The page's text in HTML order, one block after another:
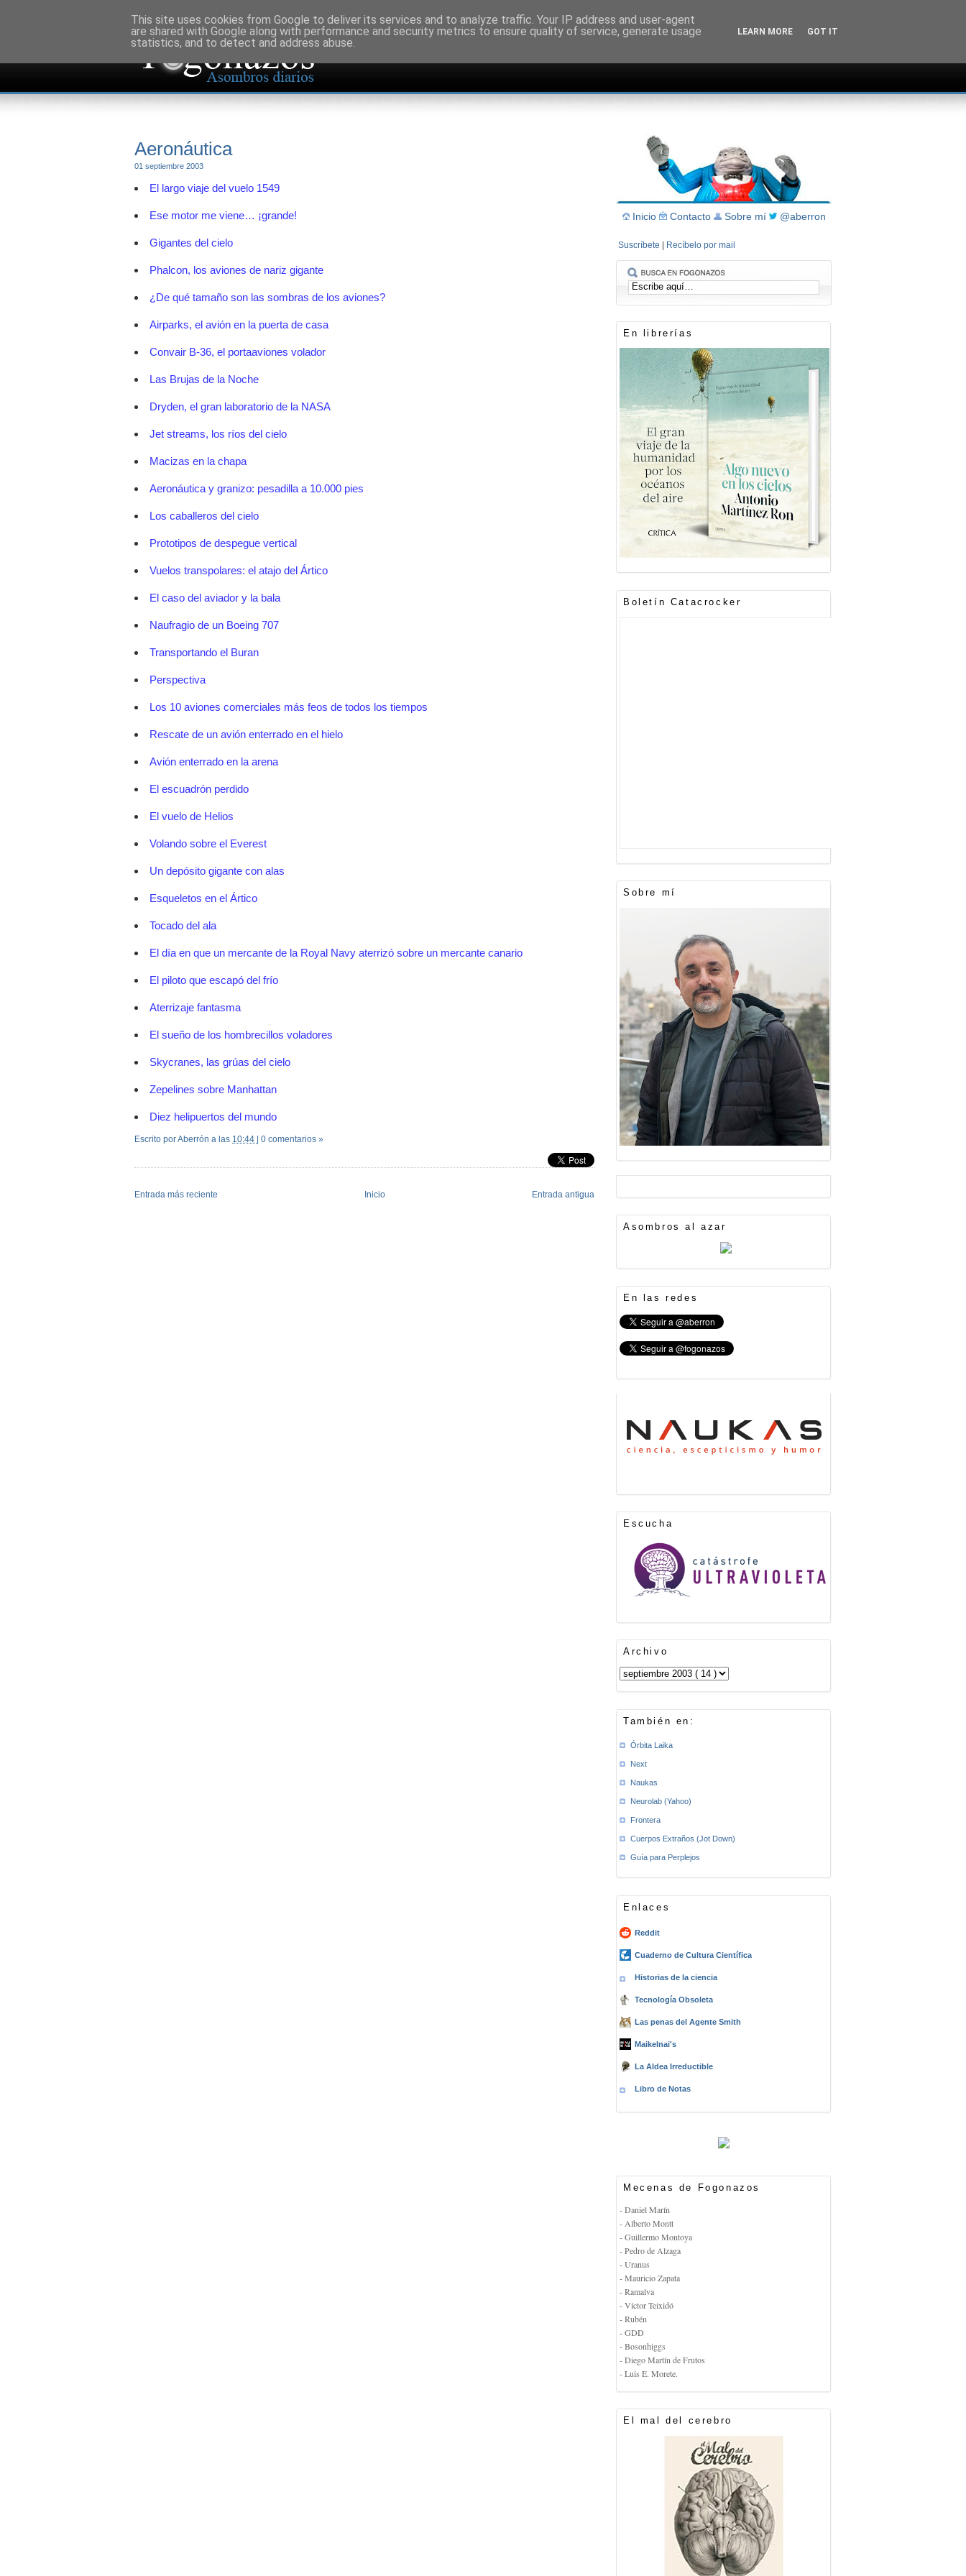
Aeronáutica
01 septiembre 2003
El largo viaje del vuelo 1549
Ese motor me viene… ¡grande!
Gigantes del cielo
Phalcon, los aviones de nariz gigante
¿De qué tamaño son las sombras de los aviones?
Airparks, el avión en la puerta de casa
Convair B-36, el portaaviones volador
Las Brujas de la Noche
Dryden, el gran laboratorio de la NASA
Jet streams, los ríos del cielo
Macizas en la chapa
Aeronáutica y granizo: pesadilla a 10.000 pies
Los caballeros del cielo
Prototipos de despegue vertical
Vuelos transpolares: el atajo del Ártico
El caso del aviador y la bala
Naufragio de un Boeing 707
Transportando el Buran
Perspectiva
Los 10 aviones comerciales más feos de todos los tiempos
Rescate de un avión enterrado en el hielo
Avión enterrado en la arena
El escuadrón perdido
El vuelo de Helios
Volando sobre el Everest
Un depósito gigante con alas
Esqueletos en el Ártico
Tocado del ala
El día en que un mercante de la Royal Navy aterrizó sobre un mercante canario
El piloto que escapó del frío
Aterrizaje fantasma
El sueño de los hombrecillos voladores
Skycranes, las grúas del cielo
Zepelines sobre Manhattan
Diez helipuertos del mundo
Escrito por Aberrón a las 10:44 | 0 comentarios »
Entrada más reciente Entrada antigua
Inicio
Inicio Contacto Sobre mí @aberron
Suscríbete Recíbelo por mail
En librerías
Boletín Catacrocker
Sobre mí
Asombros al azar
En las redes
Escucha
Archivo
También en:
Órbita Laika
Next
Naukas
Neurolab (Yahoo)
Frontera
Cuerpos Extraños (Jot Down)
Guía para Perplejos
Enlaces
Reddit
Cuaderno de Cultura Científica
Historias de la ciencia
Tecnología Obsoleta
Las penas del Agente Smith
Maikelnai's
La Aldea Irreductible
Libro de Notas
Mecenas de Fogonazos
- Daniel Marín
- Alberto Montt
- Guillermo Montoya
- Pedro de Alzaga
- Uranus
- Mauricio Zapata
- Ramalva
- Víctor Teixidó
- Rubén
- GDD
- Bosonhiggs
- Diego Martín de Frutos
- Luis E. Morete.
El mal del cerebro
This site uses cookies from Google to deliver its services and to analyze traffic. Your IP address and user-agent
are shared with Google along with performance and security metrics to ensure quality of service, generate usage
statistics, and to detect and address abuse.
LEARN MORE GOT IT